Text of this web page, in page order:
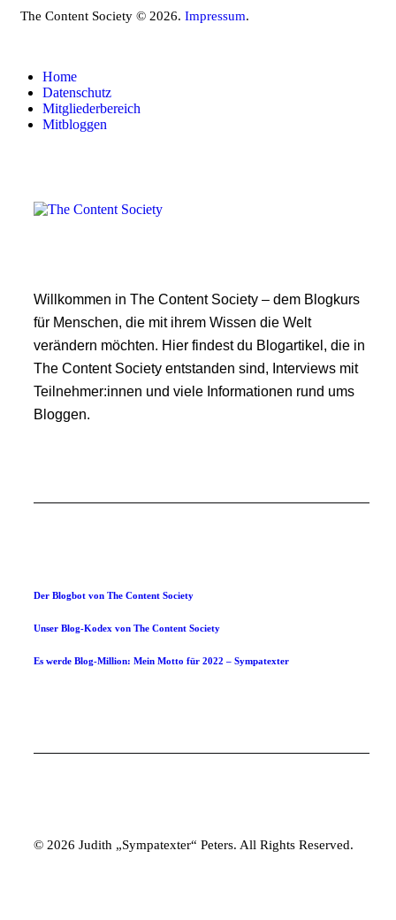
The Content Society © 2026. Impressum.
Home
Datenschutz
Mitgliederbereich
Mitbloggen
Willkommen in The Content Society – dem Blogkurs
für Menschen, die mit ihrem Wissen die Welt
verändern möchten. Hier findest du Blogartikel, die in
The Content Society entstanden sind, Interviews mit
Teilnehmer:innen und viele Informationen rund ums
Bloggen.
Der Blogbot von The Content Society
Unser Blog-Kodex von The Content Society
Es werde Blog-Million: Mein Motto für 2022 – Sympatexter
© 2026 Judith „Sympatexter“ Peters. All Rights Reserved.